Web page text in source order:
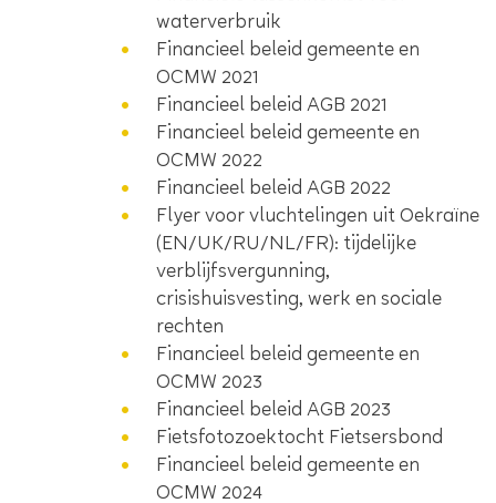
waterverbruik
Financieel beleid gemeente en
OCMW 2021
Financieel beleid AGB 2021
Financieel beleid gemeente en
OCMW 2022
Financieel beleid AGB 2022
Flyer voor vluchtelingen uit Oekraïne
(EN/UK/RU/NL/FR): tijdelijke
verblijfsvergunning,
crisishuisvesting, werk en sociale
rechten
Financieel beleid gemeente en
OCMW 2023
Financieel beleid AGB 2023
Fietsfotozoektocht Fietsersbond
Financieel beleid gemeente en
OCMW 2024